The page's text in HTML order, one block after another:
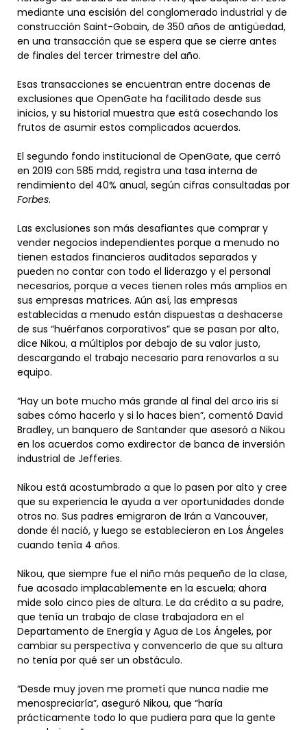
mediante una escisión del conglomerado industrial y de
construcción Saint-Gobain, de 350 años de antigüedad,
en una transacción que se espera que se cierre antes
de finales del tercer trimestre del año.
Esas transacciones se encuentran entre docenas de
exclusiones que OpenGate ha facilitado desde sus
inicios, y su historial muestra que está cosechando los
frutos de asumir estos complicados acuerdos.
El segundo fondo institucional de OpenGate, que cerró
en 2019 con 585 mdd, registra una tasa interna de
rendimiento del 40% anual, según cifras consultadas por
Forbes.
Las exclusiones son más desafiantes que comprar y
vender negocios independientes porque a menudo no
tienen estados financieros auditados separados y
pueden no contar con todo el liderazgo y el personal
necesarios, porque a veces tienen roles más amplios en
sus empresas matrices. Aún así, las empresas
establecidas a menudo están dispuestas a deshacerse
de sus “huérfanos corporativos” que se pasan por alto,
dice Nikou, a múltiplos por debajo de su valor justo,
descargando el trabajo necesario para renovarlos a su
equipo.
“Hay un bote mucho más grande al final del arco iris si
sabes cómo hacerlo y si lo haces bien”, comentó David
Bradley, un banquero de Santander que asesoró a Nikou
en los acuerdos como exdirector de banca de inversión
industrial de Jefferies.
Nikou está acostumbrado a que lo pasen por alto y cree
que su experiencia le ayuda a ver oportunidades donde
otros no. Sus padres emigraron de Irán a Vancouver,
donde él nació, y luego se establecieron en Los Ángeles
cuando tenía 4 años.
Nikou, que siempre fue el niño más pequeño de la clase,
fue acosado implacablemente en la escuela; ahora
mide solo cinco pies de altura. Le da crédito a su padre,
que tenía un trabajo de clase trabajadora en el
Departamento de Energía y Agua de Los Ángeles, por
cambiar su perspectiva y convencerlo de que su altura
no tenía por qué ser un obstáculo.
“Desde muy joven me prometí que nunca nadie me
menospreciaría”, aseguró Nikou, que “haría
prácticamente todo lo que pudiera para que la gente